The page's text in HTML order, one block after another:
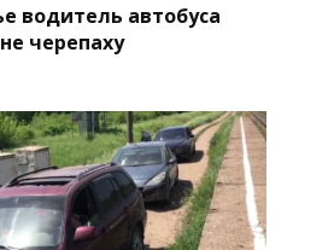
водитель автобуса
черепаху